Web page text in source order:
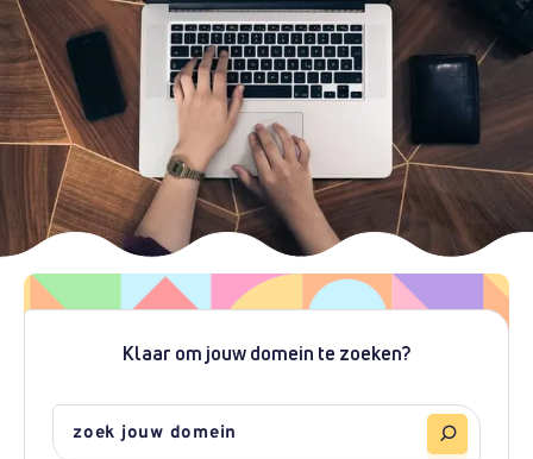
Klaar om jouw domein te zoeken?